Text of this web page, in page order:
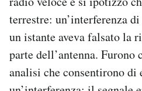
terrestre: un’interferenza
un istante aveva falsato la
parte dell’antenna. Furono
analisi che consentirono di